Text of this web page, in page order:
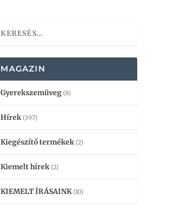
MAGAZIN
Gyerekszemüveg (8)
Hírek (397)
Kiegészítő termékek (2)
Kiemelt hírek (2)
KIEMELT ÍRÁSAINK(10)